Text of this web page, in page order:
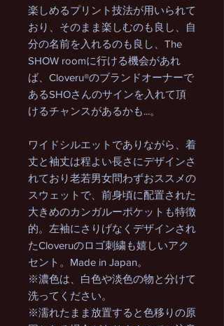
楽しめるプリント技法が用いられて
おり、そのまま楽しむのも良し、自
分の名前を入れるのも良し、The
SHOW roomに行ける機会があれ
ば、Cloveru®のブランドオーナーで
あるSHOさんのサインを入れて頂
けるチャンスがあるかも...。
ワイドシルエットでありながら、着
丈と袖丈は程よい長さにデザインさ
れており老若男女問わずおススメの
スウェットで、前身頃に配置された
大きめのカンガルーポケットも特徴
的。左袖にさりげなくデザインされ
たCloveruのロゴ刺繍も嬉しいアク
セント。Made in Japan。
※濃色は、白色や淡色の物と分けて
洗ってください。
※濡れたまま放置すると色移りの原